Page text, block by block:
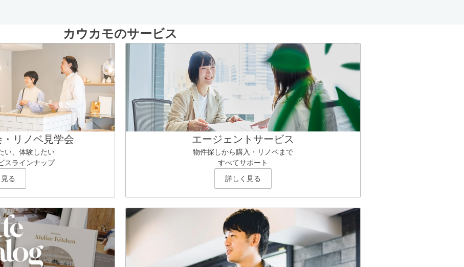
カウカモのサービス
リノベ見学会
い、体験したい
スラインナップ
る
エージェントサービス
物件探しから購入・リノベまで
すべてサポート
詳しく見る